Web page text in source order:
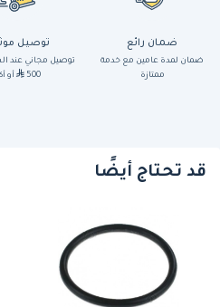
ضمان رائع
ضمان لمدة عامين مع خدمة
ممتازة
توصيل
توصيل مجاني عند
500
أو
قد تحتاج أيضًا